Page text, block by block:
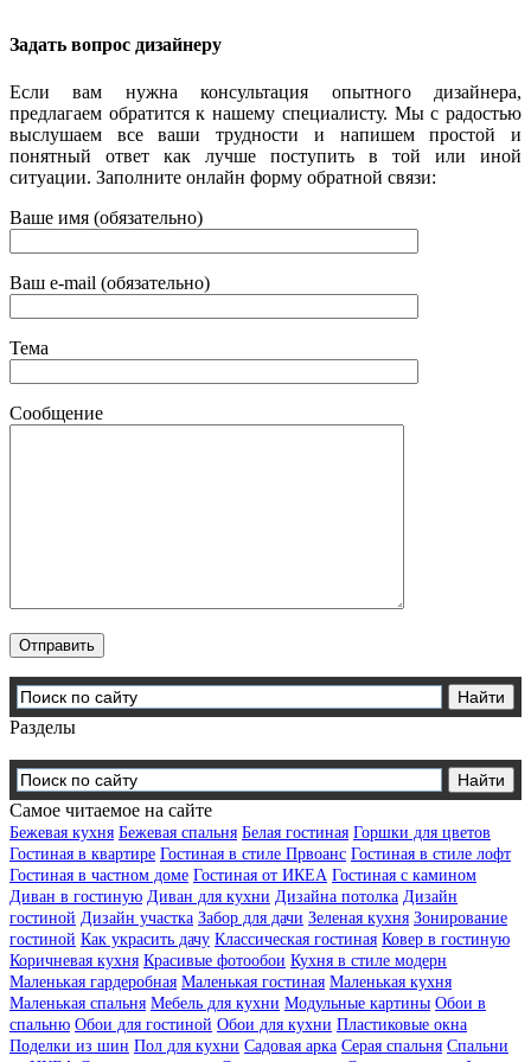
Задать вопрос дизайнеру
Если вам нужна консультация опытного дизайнера,
предлагаем обратится к нашему специалисту. Мы с радостью
выслушаем все ваши трудности и напишем простой и
понятный ответ как лучше поступить в той или иной
ситуации. Заполните онлайн форму обратной связи:
Ваше имя (обязательно)
Ваш e-mail (обязательно)
Тема
Сообщение
Разделы
Самое читаемое на сайте
Бежевая кухня Бежевая спальня Белая гостиная Горшки для цветов
Гостиная в квартире Гостиная в стиле Првоанс Гостиная в стиле лофт
Гостиная в частном доме Гостиная от ИКЕА Гостиная с камином
Диван в гостиную Диван для кухни Дизайна потолка Дизайн
гостиной Дизайн участка Забор для дачи Зеленая кухня Зонирование
гостиной Как украсить дачу Классическая гостиная Ковер в гостиную
Коричневая кухня Красивые фотообои Кухня в стиле модерн
Маленькая гардеробная Маленькая гостиная Маленькая кухня
Маленькая спальня Мебель для кухни Модульные картины Обои в
спальню Обои для гостиной Обои для кухни Пластиковые окна
Поделки из шин Пол для кухни Садовая арка Серая спальня Спальни